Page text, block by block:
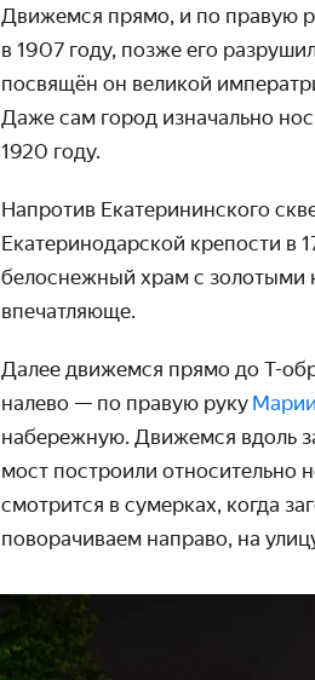
Движемся прямо, и по правую
в 1907 году, позже его
посвящён он великой
Даже сам город изначально
1920 году.
Напротив Екатерининского
Екатеринодарской крепости в
белоснежный храм с золотыми
впечатляюще.
Далее движемся прямо до Т-
налево — по правую руку
набережную. Движемся вдоль
мост построили относительно
смотрится в сумерках, когда
поворачиваем направо, на